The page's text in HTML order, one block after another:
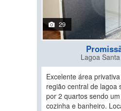
29
Lagoa
Excelente área
região central de lagoa
por 2 quartos sendo
cozinha e banheiro.